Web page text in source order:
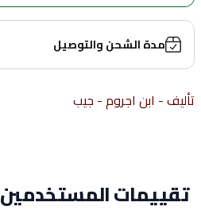
مدة الشحن والتوصيل
تأليف - ابن اجروم - جيب
تقييمات المستخدمين